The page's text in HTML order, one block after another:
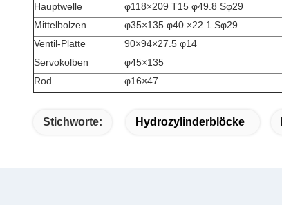
Hauptwelle
φ118×209 T15 φ49.8 Sφ29
Mittelbolzen
φ35×135 φ40 ×22.1 Sφ29
Ventil-Platte
90×94×27.5 φ14
Servokolben
φ45×135
Rod
φ16×47
Stichworte: Hydrozylinderblöcke